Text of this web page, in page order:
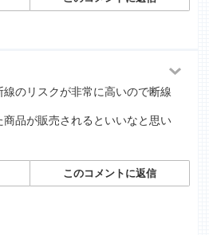
のリスクが非常に高いので断線
商品が販売されるといいなと思い
このコメントに返信